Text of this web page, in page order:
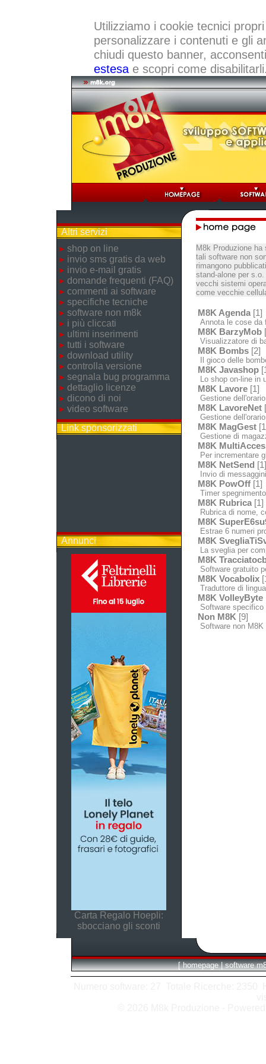
Utilizziamo i cookie tecnici
personalizzare i contenuti e gli
chiudi questo banner,
estesae scopri come
Altri servizi
shop on line
invio sms gratis da web
invio e-mail gratis
domande frequenti (FAQ)
commenti ai software
specifiche tecniche
software non m8k
i più cliccati
ultimi inserimenti
tutti i software
download utility
controlla versione
segnala bug programma
dettaglio licenze
dicono di noi
video software
Link sponsorizzati
Annunci
Carta Regalo Hoepli:
sbocciano gli sconti
M8k Produzione
tali software non
rimangono
stand-alone per
vecchi sistemi
come vecchie
M8K Agenda[1]
Annota le cose da
M8K BarzyMob
Visualizzatore di
M8K Bombs[2]
Il gioco delle
M8K Javashop
Lo shop on-line in
M8K Lavore[1]
Gestione
M8K LavoreNet
Gestione
M8K MagGest
Gestione di
M8K
Per incrementare
M8K NetSend [1]
Invio di
M8K PowOff[1]
Timer
M8K Rubrica[1]
Rubrica di nome,
M8K
Estrae 6 numeri
M8K
La sveglia per
M8K
Software gratuito
M8K Vocabolix
Traduttore di
M8K VolleyByte
Software
Non M8K [9]
Software non M8K
[ homepage | software